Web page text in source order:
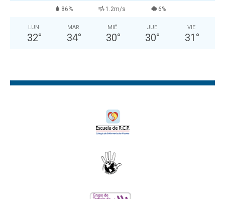
86% 1.2m/s 6%
LUN
32°
MAR
34°
MIÉ
30°
JUE
30°
VIE
31 °